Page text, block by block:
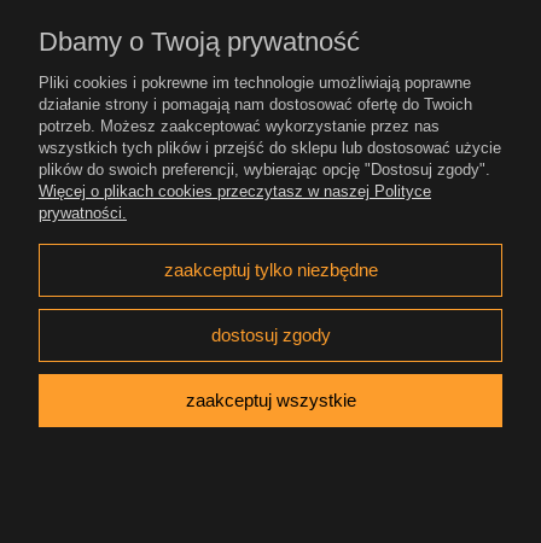
Moje konto
Gwarancja i zwroty
O firmie
BrogShop.pl/kontakt@brogshop.pl/FB - Brog
FB - Zibi Pipes/FB - Wincent Pipes
pokaż pełną wersję strony
Sklep internetowy Shoper.pl
Dbamy o Twoją prywatność
Pliki cookies i pokrewne im technologie umożliwiają poprawne
działanie strony i pomagają nam dostosować ofertę do Twoich
potrzeb. Możesz zaakceptować wykorzystanie przez nas
wszystkich tych plików i przejść do sklepu lub dostosować użycie
plików do swoich preferencji, wybierając opcję "Dostosuj zgody".
Więcej o plikach cookies przeczytasz w naszej Polityce
prywatności.
zaakceptuj tylko niezbędne
dostosuj zgody
zaakceptuj wszystkie